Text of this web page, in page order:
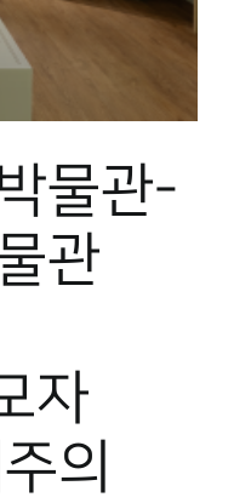
물관-
관
자
의